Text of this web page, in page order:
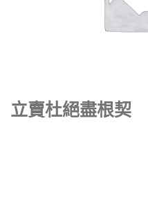
立賣杜絕盡根契